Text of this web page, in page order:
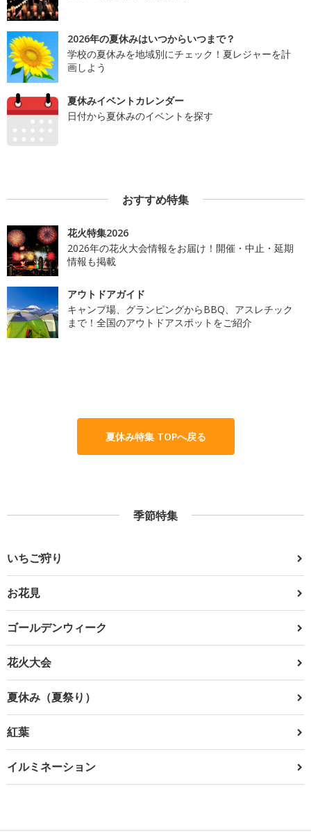
2026年の夏休みはいつからいつまで？
学校の夏休みを地域別にチェック！夏レジャーを計
画しよう
夏休みイベントカレンダー
日付から夏休みのイベントを探す
おすすめ特集
花火特集2026
2026年の花火大会情報をお届け！開催・中止・延期
情報も掲載
アウトドアガイド
キャンプ場、グランピングからBBQ、アスレチック
まで！全国のアウトドアスポットをご紹介
夏休み特集 TOPへ戻る
季節特集
いちご狩り
お花見
ゴールデンウィーク
花火大会
夏休み（夏祭り）
紅葉
イルミネーション